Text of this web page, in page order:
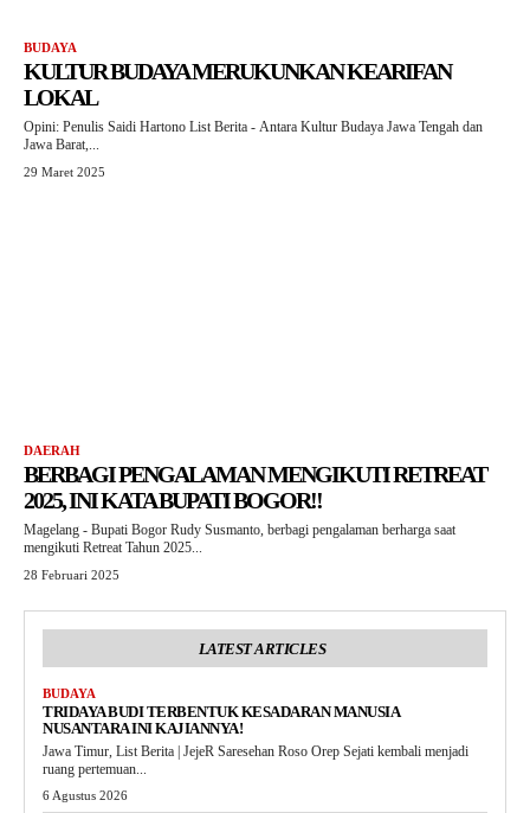
BUDAYA
KULTUR BUDAYA MERUKUNKAN KEARIFAN
LOKAL
Opini: Penulis Saidi Hartono List Berita - Antara Kultur Budaya Jawa Tengah dan
Jawa Barat,...
29 Maret 2025
DAERAH
BERBAGI PENGALAMAN MENGIKUTI RETREAT
2025, INI KATA BUPATI BOGOR!!
Magelang - Bupati Bogor Rudy Susmanto, berbagi pengalaman berharga saat
mengikuti Retreat Tahun 2025...
28 Februari 2025
LATEST ARTICLES
BUDAYA
TRIDAYA BUDI TERBENTUK KESADARAN MANUSIA
NUSANTARA INI KAJIANNYA!
Jawa Timur, List Berita | JejeR Saresehan Roso Orep Sejati kembali menjadi
ruang pertemuan...
6 Agustus 2026